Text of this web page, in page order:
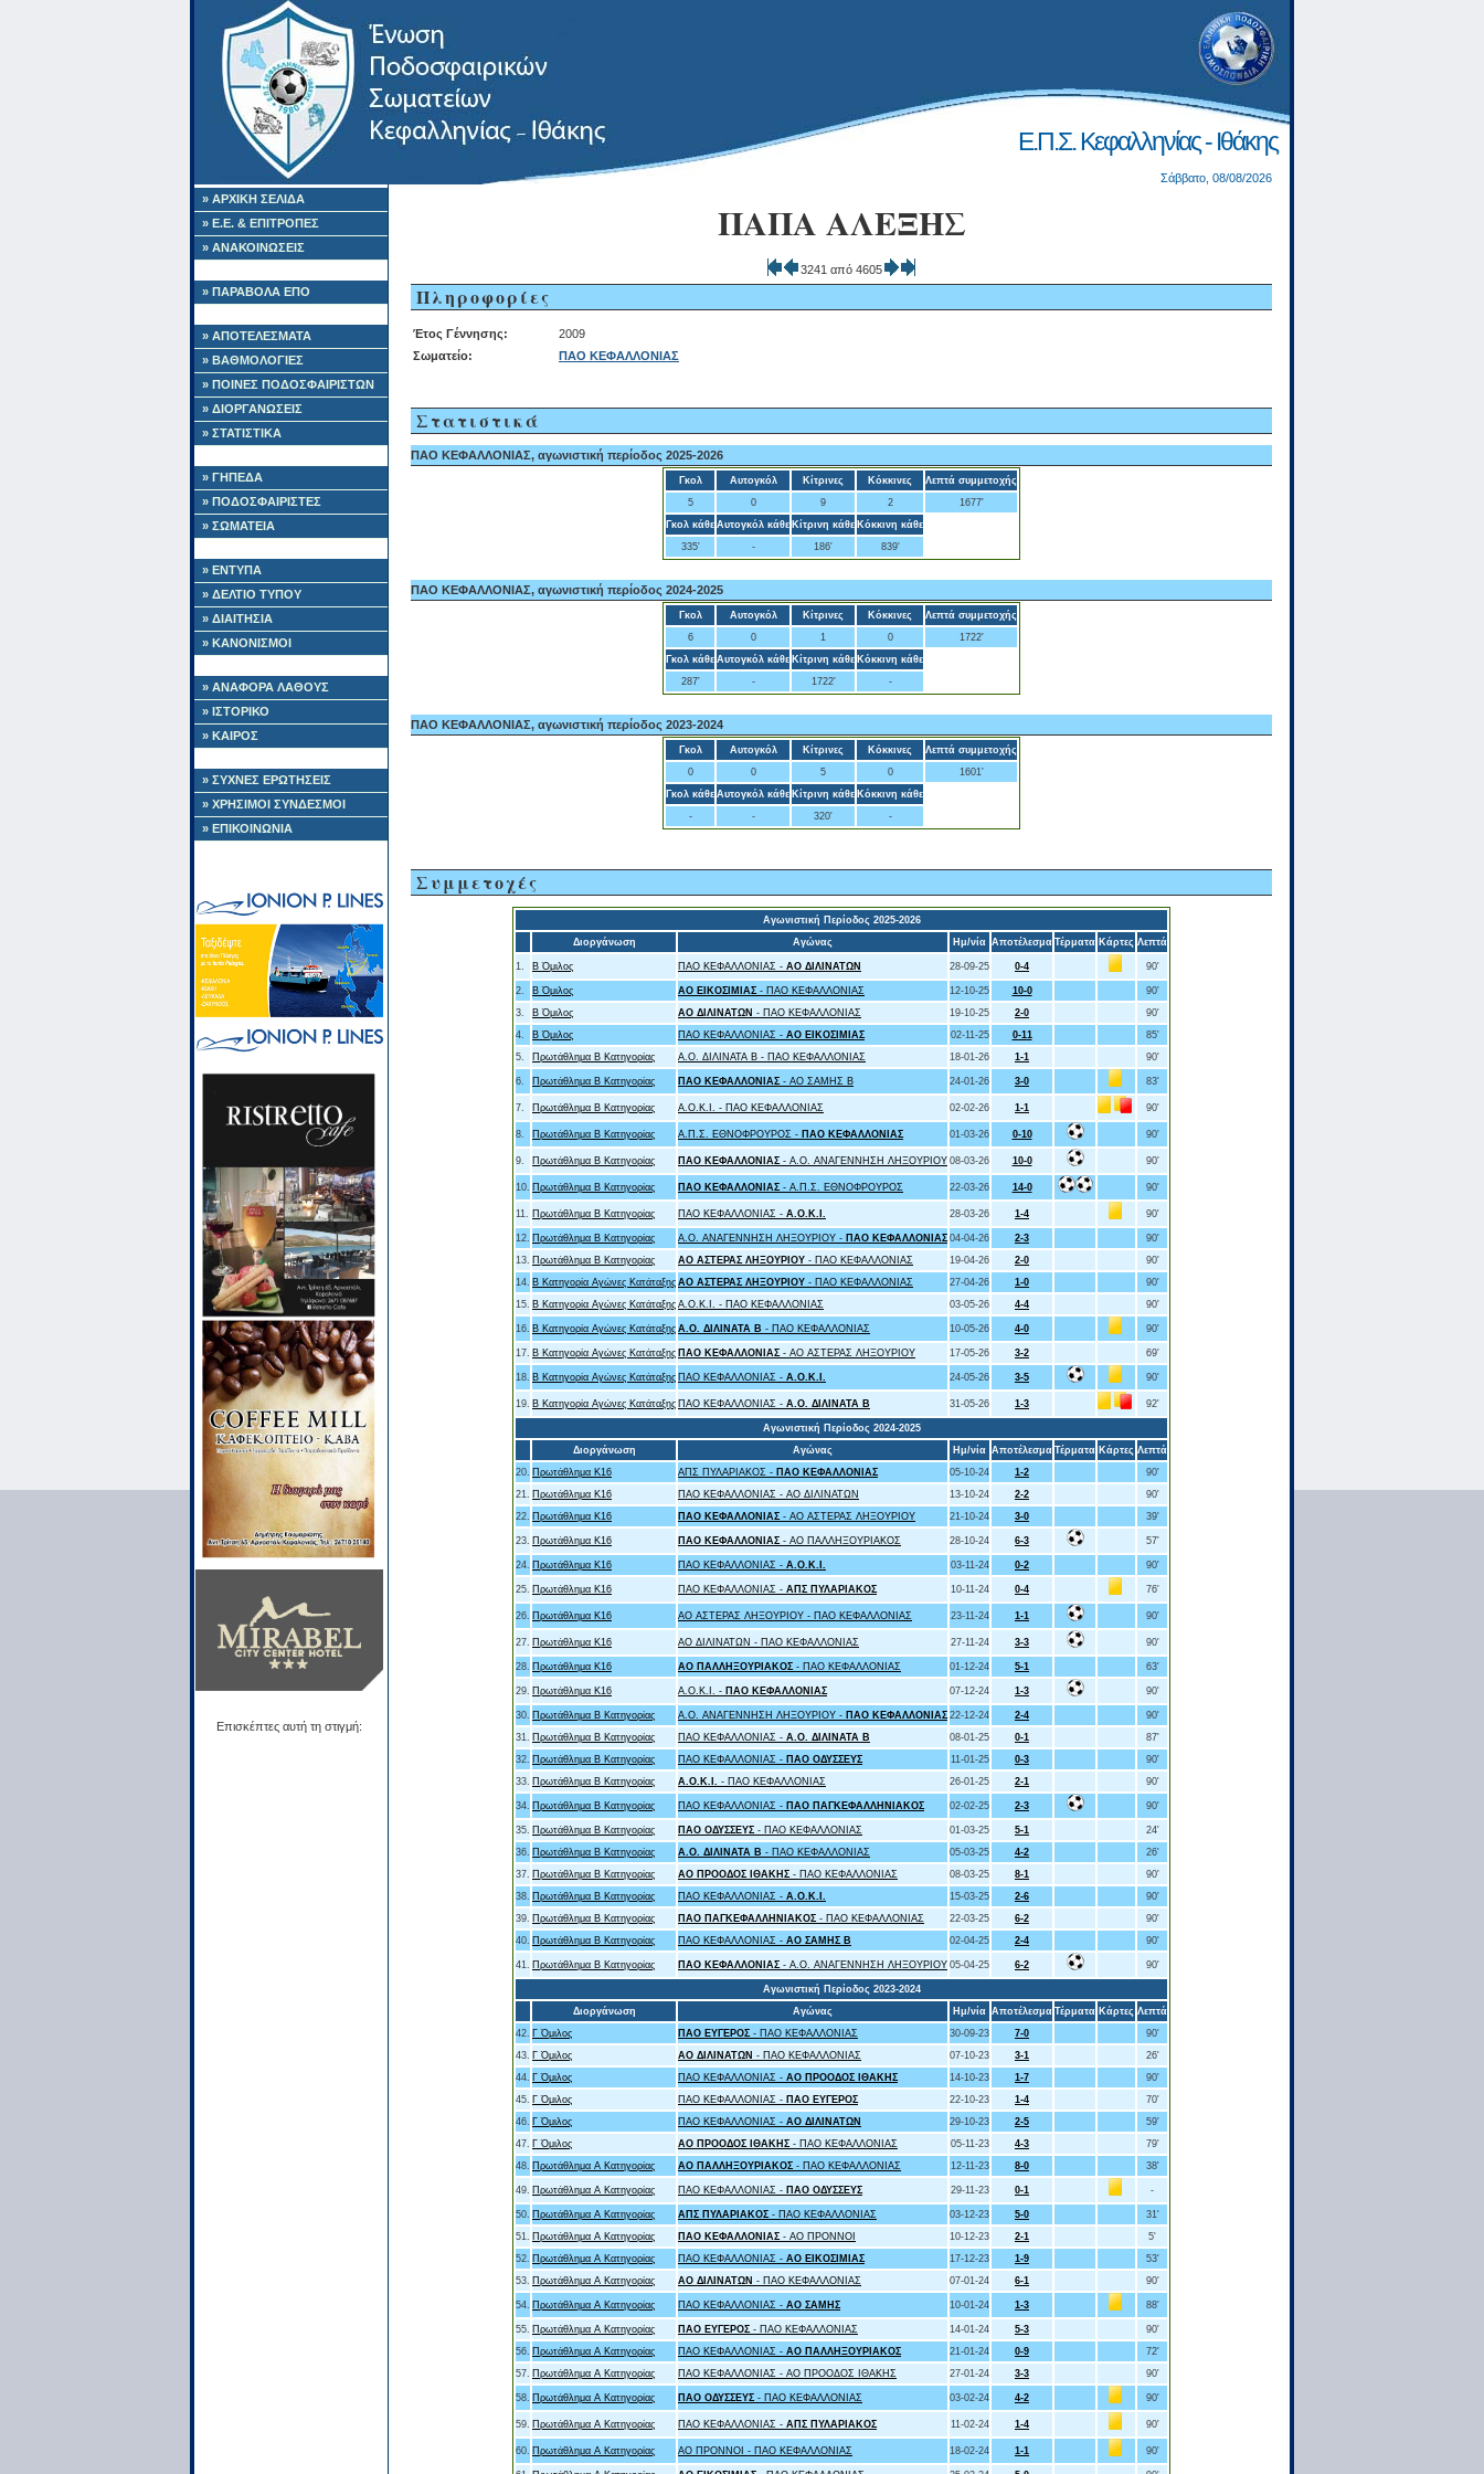
Ε.Π.Σ. Κεφαλληνίας - Ιθάκης
Σάββατο, 08/08/2026
» ΑΡΧΙΚΗ ΣΕΛΙΔΑ
» Ε.Ε. & ΕΠΙΤΡΟΠΕΣ
» ΑΝΑΚΟΙΝΩΣΕΙΣ
» ΠΑΡΑΒΟΛΑ ΕΠΟ
» ΑΠΟΤΕΛΕΣΜΑΤΑ
» ΒΑΘΜΟΛΟΓΙΕΣ
» ΠΟΙΝΕΣ ΠΟΔΟΣΦΑΙΡΙΣΤΩΝ
» ΔΙΟΡΓΑΝΩΣΕΙΣ
» ΣΤΑΤΙΣΤΙΚΑ
» ΓΗΠΕΔΑ
» ΠΟΔΟΣΦΑΙΡΙΣΤΕΣ
» ΣΩΜΑΤΕΙΑ
» ΕΝΤΥΠΑ
» ΔΕΛΤΙΟ ΤΥΠΟΥ
» ΔΙΑΙΤΗΣΙΑ
» ΚΑΝΟΝΙΣΜΟΙ
» ΑΝΑΦΟΡΑ ΛΑΘΟΥΣ
» ΙΣΤΟΡΙΚΟ
» ΚΑΙΡΟΣ
» ΣΥΧΝΕΣ ΕΡΩΤΗΣΕΙΣ
» ΧΡΗΣΙΜΟΙ ΣΥΝΔΕΣΜΟΙ
» ΕΠΙΚΟΙΝΩΝΙΑ
Επισκέπτες αυτή τη στιγμή:
ΠΑΠΑ ΑΛΕΞΗΣ
3241 από 4605
Πληροφορίες
Έτος Γέννησης:
2009
Σωματείο:
ΠΑΟ ΚΕΦΑΛΛΟΝΙΑΣ
Στατιστικά
ΠΑΟ ΚΕΦΑΛΛΟΝΙΑΣ, αγωνιστική περίοδος 2025-2026
Γκολ Αυτογκόλ Κίτρινες Κόκκινες
Λεπτά συμμετοχής
5
0 9 2
1677'
Γκολ κάθε Αυτογκόλ κάθε Κίτρινη κάθε Κόκκινη κάθε
335'
- 186' 839'
ΠΑΟ ΚΕΦΑΛΛΟΝΙΑΣ, αγωνιστική περίοδος 2024-2025
Γκολ Αυτογκόλ Κίτρινες Κόκκινες
Λεπτά συμμετοχής
6
0 1 0
1722'
Γκολ κάθε Αυτογκόλ κάθε Κίτρινη κάθε Κόκκινη κάθε
287'
- 1722' -
ΠΑΟ ΚΕΦΑΛΛΟΝΙΑΣ, αγωνιστική περίοδος 2023-2024
Γκολ Αυτογκόλ Κίτρινες Κόκκινες
Λεπτά συμμετοχής
0
0 5 0
1601'
Γκολ κάθε Αυτογκόλ κάθε Κίτρινη κάθε Κόκκινη κάθε
-
- 320' -
Συμμετοχές
Αγωνιστική Περίοδος 2025-2026
Διοργάνωση
Αγώνας Ημ/νία Αποτέλεσμα Τέρματα Κάρτες Λεπτά
1. Β Όμιλος ΠΑΟ ΚΕΦΑΛΛΟΝΙΑΣ - ΑΟ ΔΙΛΙΝΑΤΩΝ 28-09-25 0-4 90'
2. Β Όμιλος ΑΟ ΕΙΚΟΣΙΜΙΑΣ - ΠΑΟ ΚΕΦΑΛΛΟΝΙΑΣ 12-10-25 10-0
90'
3.
Β Όμιλος ΑΟ ΔΙΛΙΝΑΤΩΝ - ΠΑΟ ΚΕΦΑΛΛΟΝΙΑΣ 19-10-25 2-0
90'
4.
Β Όμιλος ΠΑΟ ΚΕΦΑΛΛΟΝΙΑΣ - ΑΟ ΕΙΚΟΣΙΜΙΑΣ 02-11-25 0-11
85'
5.
Πρωτάθλημα Β Κατηγορίας Α.Ο. ΔΙΛΙΝΑΤΑ Β - ΠΑΟ ΚΕΦΑΛΛΟΝΙΑΣ 18-01-26 1-1 90'
6. Πρωτάθλημα Β Κατηγορίας ΠΑΟ ΚΕΦΑΛΛΟΝΙΑΣ- ΑΟ ΣΑΜΗΣ B 24-01-26 3-0 83'
7. Πρωτάθλημα Β Κατηγορίας Α.Ο.Κ.Ι. - ΠΑΟ ΚΕΦΑΛΛΟΝΙΑΣ 02-02-26 1-1 90'
8. Πρωτάθλημα Β Κατηγορίας Α.Π.Σ. ΕΘΝΟΦΡΟΥΡΟΣ - ΠΑΟ ΚΕΦΑΛΛΟΝΙΑΣ 01-03-26 0-10 90'
9. Πρωτάθλημα Β Κατηγορίας ΠΑΟ ΚΕΦΑΛΛΟΝΙΑΣ- Α.Ο. ΑΝΑΓΕΝΝΗΣΗ ΛΗΞΟΥΡΙΟΥ 08-03-26 10-0 90'
10. Πρωτάθλημα Β Κατηγορίας ΠΑΟ ΚΕΦΑΛΛΟΝΙΑΣ- Α.Π.Σ. ΕΘΝΟΦΡΟΥΡΟΣ 22-03-26 14-0 90'
11. Πρωτάθλημα Β Κατηγορίας ΠΑΟ ΚΕΦΑΛΛΟΝΙΑΣ - Α.Ο.Κ.Ι. 28-03-26 1-4 90'
12. Πρωτάθλημα Β Κατηγορίας Α.Ο. ΑΝΑΓΕΝΝΗΣΗ ΛΗΞΟΥΡΙΟΥ - ΠΑΟ ΚΕΦΑΛΛΟΝΙΑΣ 04-04-26 2-3
90'
13. Πρωτάθλημα Β Κατηγορίας ΑΟ ΑΣΤΕΡΑΣ ΛΗΞΟΥΡΙΟΥ - ΠΑΟ ΚΕΦΑΛΛΟΝΙΑΣ 19-04-26 2-0
90'
14. B Κατηγορία Αγώνες Κατάταξης ΑΟ ΑΣΤΕΡΑΣ ΛΗΞΟΥΡΙΟΥ - ΠΑΟ ΚΕΦΑΛΛΟΝΙΑΣ 27-04-26 1-0
90'
15. B Κατηγορία Αγώνες Κατάταξης Α.Ο.Κ.Ι. - ΠΑΟ ΚΕΦΑΛΛΟΝΙΑΣ 03-05-26 4-4 90'
16. B Κατηγορία Αγώνες Κατάταξης Α.Ο. ΔΙΛΙΝΑΤΑ Β - ΠΑΟ ΚΕΦΑΛΛΟΝΙΑΣ 10-05-26 4-0 90'
17. B Κατηγορία Αγώνες Κατάταξης ΠΑΟ ΚΕΦΑΛΛΟΝΙΑΣ- ΑΟ ΑΣΤΕΡΑΣ ΛΗΞΟΥΡΙΟΥ 17-05-26 3-2 69'
18. B Κατηγορία Αγώνες Κατάταξης ΠΑΟ ΚΕΦΑΛΛΟΝΙΑΣ - Α.Ο.Κ.Ι. 24-05-26 3-5 90'
19. B Κατηγορία Αγώνες Κατάταξης ΠΑΟ ΚΕΦΑΛΛΟΝΙΑΣ - Α.Ο. ΔΙΛΙΝΑΤΑ Β 31-05-26 1-3 92'
Αγωνιστική Περίοδος 2024-2025
Διοργάνωση
Αγώνας Ημ/νία Αποτέλεσμα Τέρματα Κάρτες Λεπτά
20. Πρωτάθλημα Κ16 ΑΠΣ ΠΥΛΑΡΙΑΚΟΣ - ΠΑΟ ΚΕΦΑΛΛΟΝΙΑΣ 05-10-24 1-2
90'
21. Πρωτάθλημα Κ16 ΠΑΟ ΚΕΦΑΛΛΟΝΙΑΣ - ΑΟ ΔΙΛΙΝΑΤΩΝ 13-10-24 2-2
90'
22. Πρωτάθλημα Κ16 ΠΑΟ ΚΕΦΑΛΛΟΝΙΑΣ- ΑΟ ΑΣΤΕΡΑΣ ΛΗΞΟΥΡΙΟΥ 21-10-24 3-0 39'
23. Πρωτάθλημα Κ16 ΠΑΟ ΚΕΦΑΛΛΟΝΙΑΣ- ΑΟ ΠΑΛΛΗΞΟΥΡΙΑΚΟΣ 28-10-24 6-3 57'
24. Πρωτάθλημα Κ16 ΠΑΟ ΚΕΦΑΛΛΟΝΙΑΣ - Α.Ο.Κ.Ι. 03-11-24 0-2 90'
25. Πρωτάθλημα Κ16 ΠΑΟ ΚΕΦΑΛΛΟΝΙΑΣ - ΑΠΣ ΠΥΛΑΡΙΑΚΟΣ 10-11-24 0-4 76'
26. Πρωτάθλημα Κ16 ΑΟ ΑΣΤΕΡΑΣ ΛΗΞΟΥΡΙΟΥ - ΠΑΟ ΚΕΦΑΛΛΟΝΙΑΣ 23-11-24 1-1 90'
27. Πρωτάθλημα Κ16 ΑΟ ΔΙΛΙΝΑΤΩΝ - ΠΑΟ ΚΕΦΑΛΛΟΝΙΑΣ 27-11-24 3-3 90'
28. Πρωτάθλημα Κ16 ΑΟ ΠΑΛΛΗΞΟΥΡΙΑΚΟΣ- ΠΑΟ ΚΕΦΑΛΛΟΝΙΑΣ 01-12-24 5-1 63'
29. Πρωτάθλημα Κ16 Α.Ο.Κ.Ι. - ΠΑΟ ΚΕΦΑΛΛΟΝΙΑΣ 07-12-24 1-3 90'
30. Πρωτάθλημα Β Κατηγορίας Α.Ο. ΑΝΑΓΕΝΝΗΣΗ ΛΗΞΟΥΡΙΟΥ - ΠΑΟ ΚΕΦΑΛΛΟΝΙΑΣ 22-12-24 2-4
90'
31. Πρωτάθλημα Β Κατηγορίας ΠΑΟ ΚΕΦΑΛΛΟΝΙΑΣ - Α.Ο. ΔΙΛΙΝΑΤΑ Β 08-01-25 0-1
87'
32. Πρωτάθλημα Β Κατηγορίας ΠΑΟ ΚΕΦΑΛΛΟΝΙΑΣ - ΠΑΟ ΟΔΥΣΣΕΥΣ 11-01-25 0-3
90'
33. Πρωτάθλημα Β Κατηγορίας Α.Ο.Κ.Ι. - ΠΑΟ ΚΕΦΑΛΛΟΝΙΑΣ 26-01-25 2-1 90'
34. Πρωτάθλημα Β Κατηγορίας ΠΑΟ ΚΕΦΑΛΛΟΝΙΑΣ - ΠΑΟ ΠΑΓΚΕΦΑΛΛΗΝΙΑΚΟΣ 02-02-25 2-3 90'
35. Πρωτάθλημα Β Κατηγορίας ΠΑΟ ΟΔΥΣΣΕΥΣ- ΠΑΟ ΚΕΦΑΛΛΟΝΙΑΣ 01-03-25 5-1
24'
36. Πρωτάθλημα Β Κατηγορίας Α.Ο. ΔΙΛΙΝΑΤΑ Β - ΠΑΟ ΚΕΦΑΛΛΟΝΙΑΣ 05-03-25 4-2
26'
37. Πρωτάθλημα Β Κατηγορίας ΑΟ ΠΡΟΟΔΟΣ ΙΘΑΚΗΣ- ΠΑΟ ΚΕΦΑΛΛΟΝΙΑΣ 08-03-25 8-1
90'
38. Πρωτάθλημα Β Κατηγορίας ΠΑΟ ΚΕΦΑΛΛΟΝΙΑΣ - Α.Ο.Κ.Ι. 15-03-25 2-6
90'
39. Πρωτάθλημα Β Κατηγορίας ΠΑΟ ΠΑΓΚΕΦΑΛΛΗΝΙΑΚΟΣ- ΠΑΟ ΚΕΦΑΛΛΟΝΙΑΣ 22-03-25 6-2
90'
40. Πρωτάθλημα Β Κατηγορίας ΠΑΟ ΚΕΦΑΛΛΟΝΙΑΣ - ΑΟ ΣΑΜΗΣ B 02-04-25 2-4 90'
41. Πρωτάθλημα Β Κατηγορίας ΠΑΟ ΚΕΦΑΛΛΟΝΙΑΣ- Α.Ο. ΑΝΑΓΕΝΝΗΣΗ ΛΗΞΟΥΡΙΟΥ 05-04-25 6-2 90'
Αγωνιστική Περίοδος 2023-2024
Διοργάνωση
Αγώνας Ημ/νία Αποτέλεσμα Τέρματα Κάρτες Λεπτά
42. Γ Όμιλος ΠΑΟ ΕΥΓΕΡΟΣ- ΠΑΟ ΚΕΦΑΛΛΟΝΙΑΣ 30-09-23 7-0
90'
43. Γ Όμιλος ΑΟ ΔΙΛΙΝΑΤΩΝ - ΠΑΟ ΚΕΦΑΛΛΟΝΙΑΣ 07-10-23 3-1
26'
44. Γ Όμιλος ΠΑΟ ΚΕΦΑΛΛΟΝΙΑΣ - ΑΟ ΠΡΟΟΔΟΣ ΙΘΑΚΗΣ 14-10-23 1-7
90'
45. Γ Όμιλος ΠΑΟ ΚΕΦΑΛΛΟΝΙΑΣ - ΠΑΟ ΕΥΓΕΡΟΣ 22-10-23 1-4
70'
46. Γ Όμιλος ΠΑΟ ΚΕΦΑΛΛΟΝΙΑΣ - ΑΟ ΔΙΛΙΝΑΤΩΝ 29-10-23 2-5
59'
47. Γ Όμιλος ΑΟ ΠΡΟΟΔΟΣ ΙΘΑΚΗΣ- ΠΑΟ ΚΕΦΑΛΛΟΝΙΑΣ 05-11-23 4-3
79'
48. Πρωτάθλημα Α Κατηγορίας ΑΟ ΠΑΛΛΗΞΟΥΡΙΑΚΟΣ- ΠΑΟ ΚΕΦΑΛΛΟΝΙΑΣ 12-11-23 8-0 38'
49. Πρωτάθλημα Α Κατηγορίας ΠΑΟ ΚΕΦΑΛΛΟΝΙΑΣ - ΠΑΟ ΟΔΥΣΣΕΥΣ 29-11-23 0-1 -
50. Πρωτάθλημα Α Κατηγορίας ΑΠΣ ΠΥΛΑΡΙΑΚΟΣ- ΠΑΟ ΚΕΦΑΛΛΟΝΙΑΣ 03-12-23 5-0
31'
51. Πρωτάθλημα Α Κατηγορίας ΠΑΟ ΚΕΦΑΛΛΟΝΙΑΣ- ΑΟ ΠΡΟΝΝΟΙ 10-12-23 2-1
5'
52. Πρωτάθλημα Α Κατηγορίας ΠΑΟ ΚΕΦΑΛΛΟΝΙΑΣ - ΑΟ ΕΙΚΟΣΙΜΙΑΣ 17-12-23 1-9
53'
53. Πρωτάθλημα Α Κατηγορίας ΑΟ ΔΙΛΙΝΑΤΩΝ - ΠΑΟ ΚΕΦΑΛΛΟΝΙΑΣ 07-01-24 6-1 90'
54. Πρωτάθλημα Α Κατηγορίας ΠΑΟ ΚΕΦΑΛΛΟΝΙΑΣ - ΑΟ ΣΑΜΗΣ 10-01-24 1-3 88'
55. Πρωτάθλημα Α Κατηγορίας ΠΑΟ ΕΥΓΕΡΟΣ- ΠΑΟ ΚΕΦΑΛΛΟΝΙΑΣ 14-01-24 5-3
90'
56. Πρωτάθλημα Α Κατηγορίας ΠΑΟ ΚΕΦΑΛΛΟΝΙΑΣ - ΑΟ ΠΑΛΛΗΞΟΥΡΙΑΚΟΣ 21-01-24 0-9
72'
57. Πρωτάθλημα Α Κατηγορίας ΠΑΟ ΚΕΦΑΛΛΟΝΙΑΣ - ΑΟ ΠΡΟΟΔΟΣ ΙΘΑΚΗΣ 27-01-24 3-3 90'
58. Πρωτάθλημα Α Κατηγορίας ΠΑΟ ΟΔΥΣΣΕΥΣ- ΠΑΟ ΚΕΦΑΛΛΟΝΙΑΣ 03-02-24 4-2 90'
59. Πρωτάθλημα Α Κατηγορίας ΠΑΟ ΚΕΦΑΛΛΟΝΙΑΣ - ΑΠΣ ΠΥΛΑΡΙΑΚΟΣ 11-02-24 1-4 90'
60. Πρωτάθλημα Α Κατηγορίας ΑΟ ΠΡΟΝΝΟΙ - ΠΑΟ ΚΕΦΑΛΛΟΝΙΑΣ 18-02-24 1-1 90'